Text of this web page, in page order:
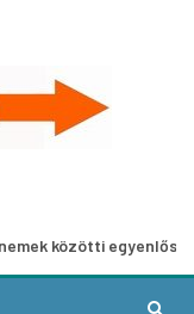
egyenlőség